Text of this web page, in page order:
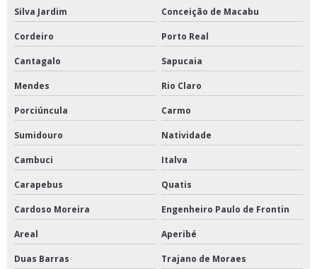
Silva Jardim Conceição de Macabu
Cordeiro Porto Real
Cantagalo Sapucaia
Mendes Rio Claro
Porciúncula Carmo
Sumidouro Natividade
Cambuci Italva
Carapebus Quatis
Cardoso Moreira Engenheiro Paulo de Frontin
Areal Aperibé
Duas Barras Trajano de Moraes